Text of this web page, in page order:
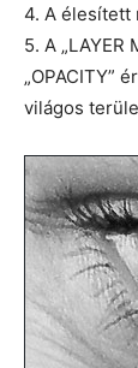
4. A élesített
5. A „LAYER
„OPACITY”
világos